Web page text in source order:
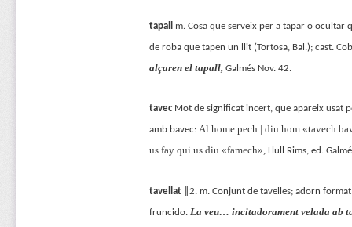
tapall m. Cosa que serveix per a tapar o ocultar
de roba que tapen un llit (Tortosa, Bal.); cast.
alçaren el tapall, Galmés Nov. 42.
tavecMot de significat incert, que apareix usat
amb bavec: Al home pech | diu hom «tavech
us fay qui us diu «famech», Llull Rims, ed.
tavellat∥2. m. Conjunt de tavelles; adorn
fruncido. La veu… incitadorament velada ab